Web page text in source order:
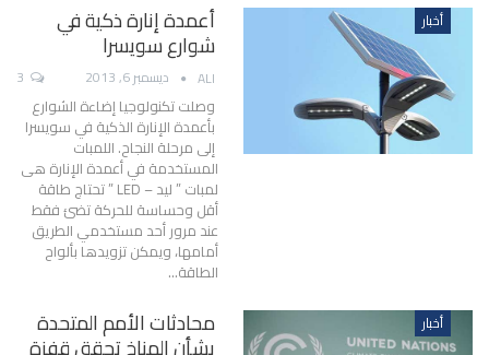
أخبار أعمدة إنارة ذكية في
شوارع سويسرا
ALI ديسمبر 6, 2013
وصلت تكنولوجيا إضاءة الشوارع
بأعمدة الإنارة الذكية في سويسرا
إلى مرحلة النجاح. اللمبات
المستخدمة في أعمدة الإنارة هى
لمبات ” ليد – LED ” تحتاج طاقة
أقل وحساسة للحركة تضئ فقط
عند مرور أحد مستخدمي الطريق
أمامها، ويمكن تزويدها بألواح
الطاقة…
أخبار محادثات الأمم المتحدة
بشأن المناخ تحقق قفزة